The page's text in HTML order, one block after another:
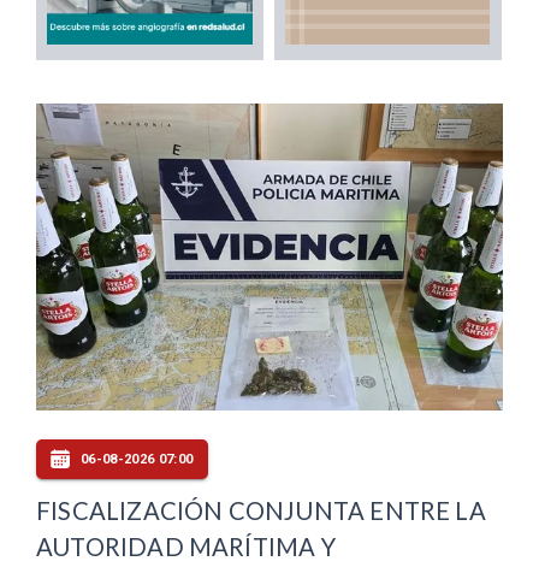
06-08-2026 07:00
FISCALIZACIÓN CONJUNTA ENTRE LA
AUTORIDAD MARÍTIMA Y